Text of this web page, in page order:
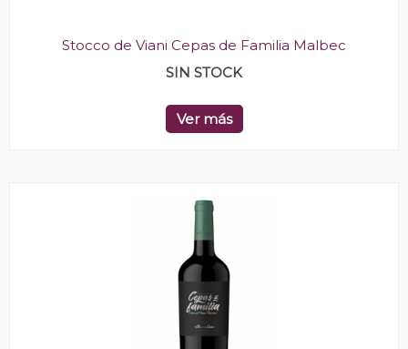
Stocco de Viani Cepas de Familia Malbec
SIN STOCK
Ver más